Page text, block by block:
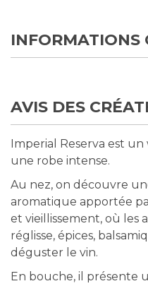
INFORMATIONS
AVIS DES
Imperial Reserva est
une robe intense.
Au nez, on découvre
aromatique apportée
et vieillissement, où les
réglisse, épices,
déguster le vin.
En bouche, il présente